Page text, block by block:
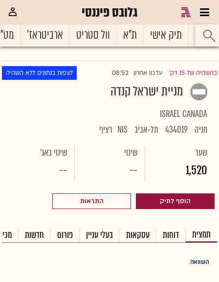
גלובס פיננסי
ראשי תיק אישי ת"א וול סטריט ארביטראז'
בהשהיה של 15 דק' |עדכון אחרון 08:52 לצפות בנתונים ללא השהיה
מניית ישראל קנדה
ISRAEL CANADA
מניה 434019 תל-אביב NIS רציף
שער
1,520
שינוי
--
שינוי באג'
--
הוסף לתיק התראות
תמצית דוחות עסקאות בעלי עניין פורום חדשות
השוואה